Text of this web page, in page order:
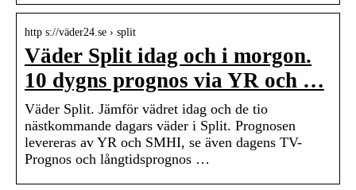
http s://väder24.se › split
Väder Split idag och i morgon.
10 dygns prognos via YR och …
Väder Split. Jämför vädret idag och de tio
nästkommande dagars väder i Split. Prognosen
levereras av YR och SMHI, se även dagens TV-
Prognos och långtidsprognos …